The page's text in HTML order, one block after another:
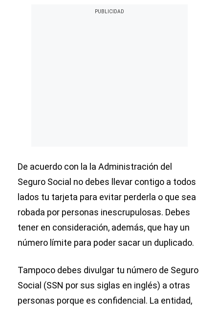
De acuerdo con la la Administración del
Seguro Social no debes llevar contigo a todos
lados tu tarjeta para evitar perderla o que sea
robada por personas inescrupulosas. Debes
tener en consideración, además, que hay un
número límite para poder sacar un duplicado.
Tampoco debes divulgar tu número de Seguro
Social (SSN por sus siglas en inglés) a otras
personas porque es confidencial. La entidad,